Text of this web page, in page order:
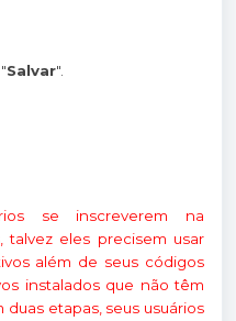
Salvar".
se inscreverem na
talvez eles precisem usar
além de seus códigos
instalados que não têm
etapas, seus usuários